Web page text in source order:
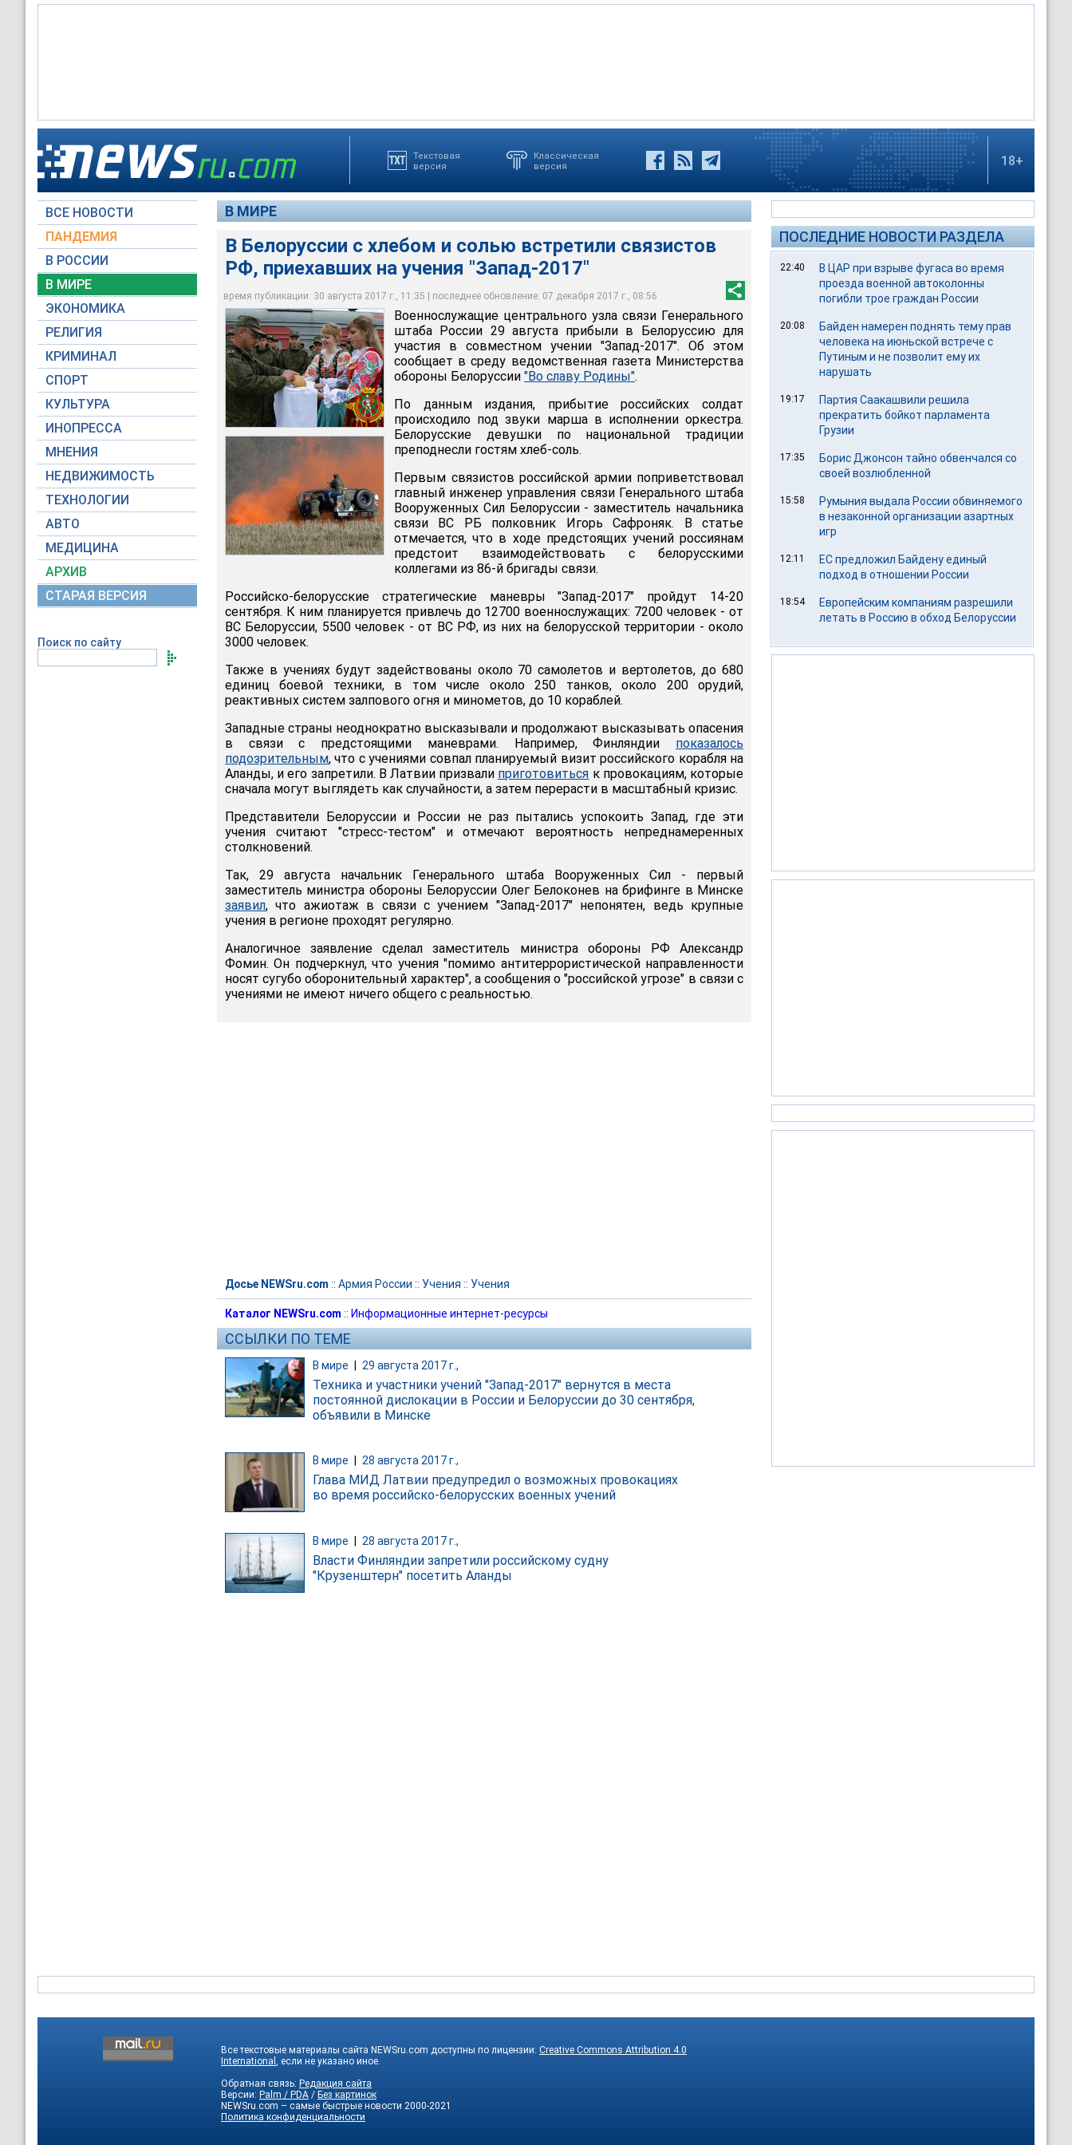
Текстовая
версия
Классическая
версия
18+
ВСЕ НОВОСТИ
ПАНДЕМИЯ
В РОССИИ
В МИРЕ
ЭКОНОМИКА
РЕЛИГИЯ
КРИМИНАЛ
СПОРТ
КУЛЬТУРА
ИНОПРЕССА
МНЕНИЯ
НЕДВИЖИМОСТЬ
ТЕХНОЛОГИИ
АВТО
МЕДИЦИНА
АРХИВ
СТАРАЯ ВЕРСИЯ
Поиск по сайту
В МИРЕ
В Белоруссии с хлебом и солью встретили связистов
РФ, приехавших на учения "Запад-2017"
время публикации: 30 августа 2017 г., 11:35 | последнее обновление: 07 декабря 2017 г., 08:56
Прибытие российских солдат происходило под звуки марша в исполнении оркестра.
Белорусские девушки по национальной традиции преподнесли гостям хлеб-соль
Военное информационное агентство Вооруженных Сил Республики Беларусь «Ваяр»
Российско-белорусские стратегические маневры "Запад-2017" пройдут 14-20
сентября. К ним планируется привлечь до 12700 военнослужащих: 7200 человек - от
ВС Белоруссии, 5500 человек - от ВС РФ, из них на белорусской территории - около
3000 человек
©РИА Новости / Виктор Толочко
Военнослужащие центрального узла связи Генерального
штаба России 29 августа прибыли в Белоруссию для
участия в совместном учении "Запад-2017". Об этом
сообщает в среду ведомственная газета Министерства
обороны Белоруссии "Во славу Родины".
По данным издания, прибытие российских солдат
происходило под звуки марша в исполнении оркестра.
Белорусские девушки по национальной традиции
преподнесли гостям хлеб-соль.
Первым связистов российской армии поприветствовал
главный инженер управления связи Генерального штаба
Вооруженных Сил Белоруссии - заместитель начальника
связи ВС РБ полковник Игорь Сафроняк. В статье
отмечается, что в ходе предстоящих учений россиянам
предстоит взаимодействовать с белорусскими
коллегами из 86-й бригады связи.
Российско-белорусские стратегические маневры "Запад-2017" пройдут 14-20
сентября. К ним планируется привлечь до 12700 военнослужащих: 7200 человек - от
ВС Белоруссии, 5500 человек - от ВС РФ, из них на белорусской территории - около
3000 человек.
Также в учениях будут задействованы около 70 самолетов и вертолетов, до 680
единиц боевой техники, в том числе около 250 танков, около 200 орудий,
реактивных систем залпового огня и минометов, до 10 кораблей.
Западные страны неоднократно высказывали и продолжают высказывать опасения
в связи с предстоящими маневрами. Например, Финляндии показалось
подозрительным, что с учениями совпал планируемый визит российского корабля на
Аланды, и его запретили. В Латвии призвали приготовиться к провокациям, которые
сначала могут выглядеть как случайности, а затем перерасти в масштабный кризис.
Представители Белоруссии и России не раз пытались успокоить Запад, где эти
учения считают "стресс-тестом" и отмечают вероятность непреднамеренных
столкновений.
Так, 29 августа начальник Генерального штаба Вооруженных Сил - первый
заместитель министра обороны Белоруссии Олег Белоконев на брифинге в Минске
заявил, что ажиотаж в связи с учением "Запад-2017" непонятен, ведь крупные
учения в регионе проходят регулярно.
Аналогичное заявление сделал заместитель министра обороны РФ Александр
Фомин. Он подчеркнул, что учения "помимо антитеррористической направленности
носят сугубо оборонительный характер", а сообщения о "российской угрозе" в связи с
учениями не имеют ничего общего с реальностью.
Досье NEWSru.com :: Армия России :: Учения :: Учения
Каталог NEWSru.com :: Информационные интернет-ресурсы
ССЫЛКИ ПО ТЕМЕ
В мире 29 августа 2017 г.,
Техника и участники учений "Запад-2017" вернутся в места
постоянной дислокации в России и Белоруссии до 30 сентября,
объявили в Минске
В мире 28 августа 2017 г.,
Глава МИД Латвии предупредил о возможных провокациях
во время российско-белорусских военных учений
В мире | 28 августа 2017 г.,
Власти Финляндии запретили российскому судну
"Крузенштерн" посетить Аланды
ПОСЛЕДНИЕ НОВОСТИ РАЗДЕЛА
22:40
В ЦАР при взрыве фугаса во время
проезда военной автоколонны
погибли трое граждан России
20:08
Байден намерен поднять тему прав
человека на июньской встрече с
Путиным и не позволит ему их
нарушать
19:17
Партия Саакашвили решила
прекратить бойкот парламента
Грузии
17:35
Борис Джонсон тайно обвенчался со
своей возлюбленной
15:58
Румыния выдала России обвиняемого
в незаконной организации азартных
игр
12:11
ЕС предложил Байдену единый
подход в отношении России
18:54
Европейским компаниям разрешили
летать в Россию в обход Белоруссии
Все текстовые материалы сайта NEWSru.com доступны по лицензии: Creative Commons Attribution 4.0
International
, если не указано иное.
Обратная связь: Редакция сайта
Версии: Palm / PDA / Без картинок
NEWSru.com – самые быстрые новости 2000-2021
Политика конфиденциальности